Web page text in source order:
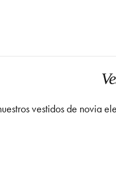
vestidos de novia